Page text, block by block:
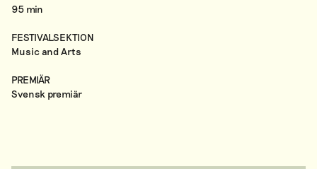
95 min
FESTIVALSEKTION
Music and Arts
PREMIÄR
Svensk premiär